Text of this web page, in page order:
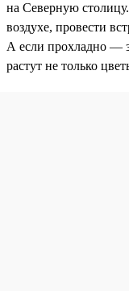
на Северную
воздухе, провести
А если прохладно —
растут не только